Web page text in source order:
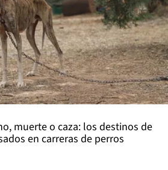
muerte o caza: los destinos de
en carreras de perros